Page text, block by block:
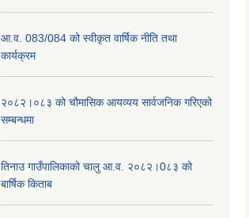
आ.व. 083/084 को स्वीकृत वार्षिक नीति तथा
कार्यक्रम
२०८२।०८३ को चौमासिक आयव्यय सार्वजनिक गरिएको
सम्बन्धमा
तिनाउ गाउँपालिकाको चालु आ.व. २०८२।0८३ को
बार्षिक किताब